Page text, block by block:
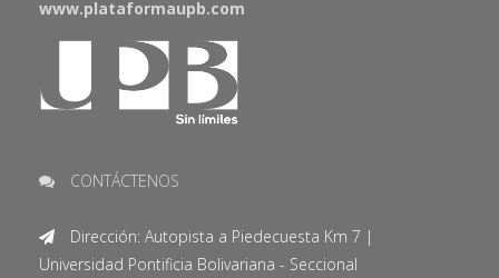
www.plataformaupb.com
CONTÁCTENOS
Dirección: Autopista a Piedecuesta Km 7 |
Universidad Pontificia Bolivariana - Seccional